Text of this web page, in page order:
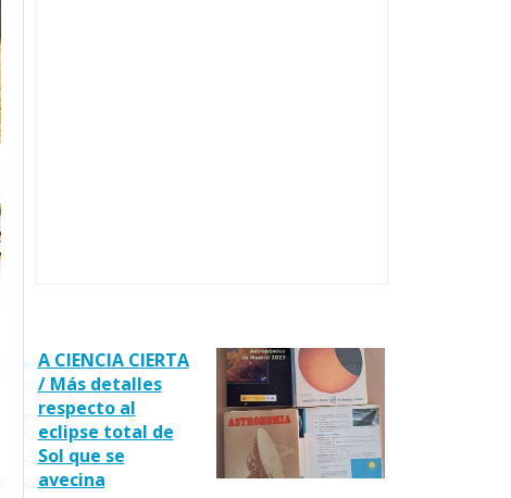
A CIENCIA CIERTA
/ Más detalles
respecto al
eclipse total de
Sol que se
avecina